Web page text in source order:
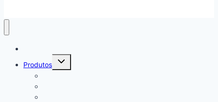
Produtos
Alternar
menu